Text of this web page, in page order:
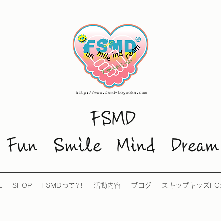
FSMD
Fun Smile Mind Dream
SHOP FSMDって?! 活動内容 ブログ スキップキッズFC